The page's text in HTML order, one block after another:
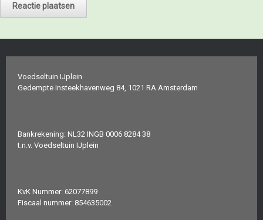
Voedseltuin IJplein
Gedempte Insteekhavenweg 84, 1021 RA Amsterdam
Bankrekening: NL32 INGB 0006 8284 38
t.n.v. Voedseltuin IJplein
KvK Nummer: 62077899
Fiscaal nummer: 854635002